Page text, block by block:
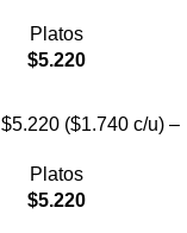
Texturizado
Platos
$5.220
($1.740 c/u) –
Estampados
Platos
$5.220